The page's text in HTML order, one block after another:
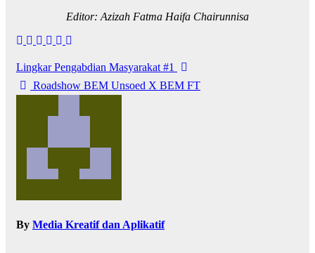
Editor: Azizah Fatma Haifa Chairunnisa
Lingkar Pengabdian Masyarakat #1
Roadshow BEM Unsoed X BEM FT
By Media Kreatif dan Aplikatif